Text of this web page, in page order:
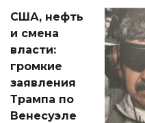
актуальных тем —
от слухов о
политических
реформах до
вопросов армии,
экономики и
личного здоровья.
США, нефть
и смена
власти:
громкие
заявления
Трампа по
Венесуэле